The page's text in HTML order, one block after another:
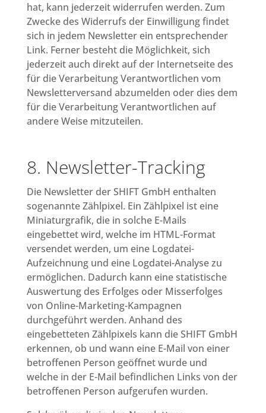
hat, kann jederzeit widerrufen werden. Zum
Zwecke des Widerrufs der Einwilligung findet
sich in jedem Newsletter ein entsprechender
Link. Ferner besteht die Möglichkeit, sich
jederzeit auch direkt auf der Internetseite des
für die Verarbeitung Verantwortlichen vom
Newsletterversand abzumelden oder dies dem
für die Verarbeitung Verantwortlichen auf
andere Weise mitzuteilen.
8. Newsletter-Tracking
Die Newsletter der SHIFT GmbH enthalten
sogenannte Zählpixel. Ein Zählpixel ist eine
Miniaturgrafik, die in solche E-Mails
eingebettet wird, welche im HTML-Format
versendet werden, um eine Logdatei-
Aufzeichnung und eine Logdatei-Analyse zu
ermöglichen. Dadurch kann eine statistische
Auswertung des Erfolges oder Misserfolges
von Online-Marketing-Kampagnen
durchgeführt werden. Anhand des
eingebetteten Zählpixels kann die SHIFT GmbH
erkennen, ob und wann eine E-Mail von einer
betroffenen Person geöffnet wurde und
welche in der E-Mail befindlichen Links von der
betroffenen Person aufgerufen wurden.